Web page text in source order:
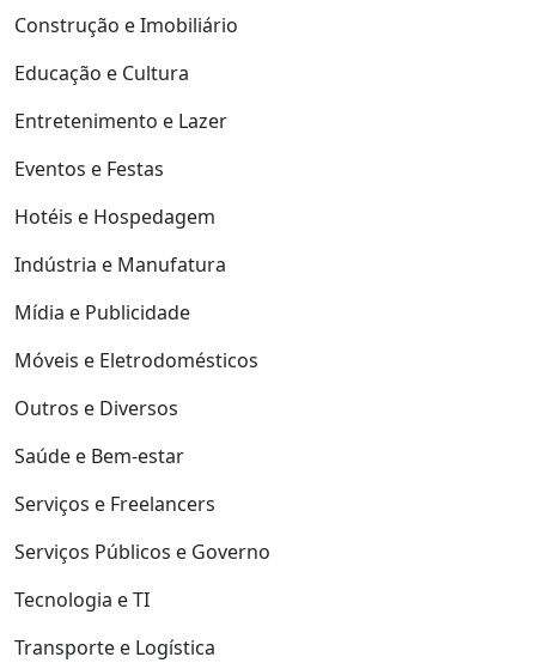
Construção e Imobiliário
Educação e Cultura
Entretenimento e Lazer
Eventos e Festas
Hotéis e Hospedagem
Indústria e Manufatura
Mídia e Publicidade
Móveis e Eletrodomésticos
Outros e Diversos
Saúde e Bem-estar
Serviços e Freelancers
Serviços Públicos e Governo
Tecnologia e TI
Transporte e Logística